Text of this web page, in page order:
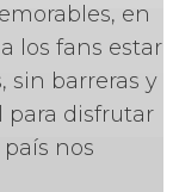
en
los fans estar
sin barreras y
para disfrutar
nos